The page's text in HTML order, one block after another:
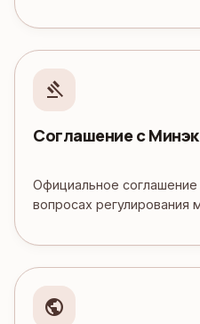
gavel
Соглашение с
Официальное
вопросах регулирования
public